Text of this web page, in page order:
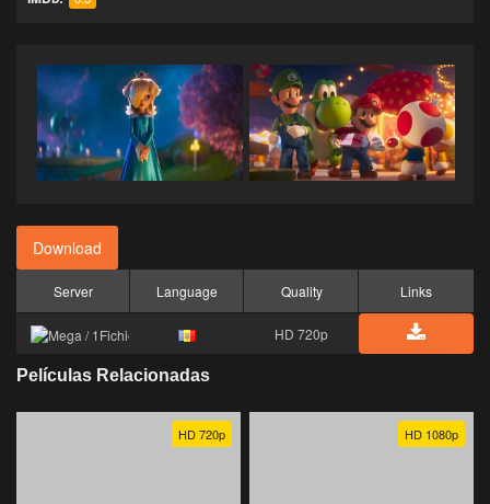
Download
Server Language Quality Links
HD 720p
Películas Relacionadas
HD 720p HD 1080p